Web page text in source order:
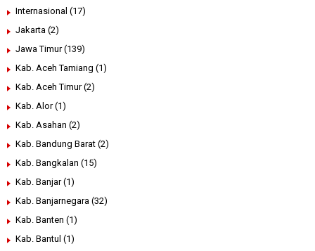
Internasional (17)
Jakarta (2)
Jawa Timur (139)
Kab. Aceh Tamiang (1)
Kab. Aceh Timur (2)
Kab. Alor (1)
Kab. Asahan (2)
Kab. Bandung Barat (2)
Kab. Bangkalan (15)
Kab. Banjar (1)
Kab. Banjarnegara (32)
Kab. Banten (1)
Kab. Bantul (1)